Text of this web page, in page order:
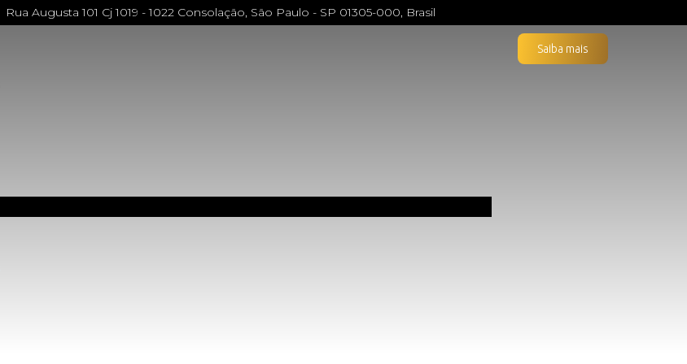
Rua Augusta 101 Cj 1019 - 1022 Consolação, São Paulo - SP 01305-000, Brasil
Saiba mais